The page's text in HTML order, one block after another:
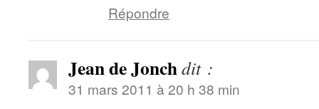
Répondre
Jean de Jonchdit :
31 mars 2011 à 20 h 38 min